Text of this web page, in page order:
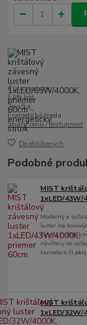
Číslo produktu:
EAN kód:
Značka:
Energetická trieda:
Strážiť cenu / dostupnosť
Do obľúbených
Podobné
MIST
1xLED/43W/
Moderný a
luster na
čírymi
návštevy vo
kancelárii či
MIST
1xLED/32W/